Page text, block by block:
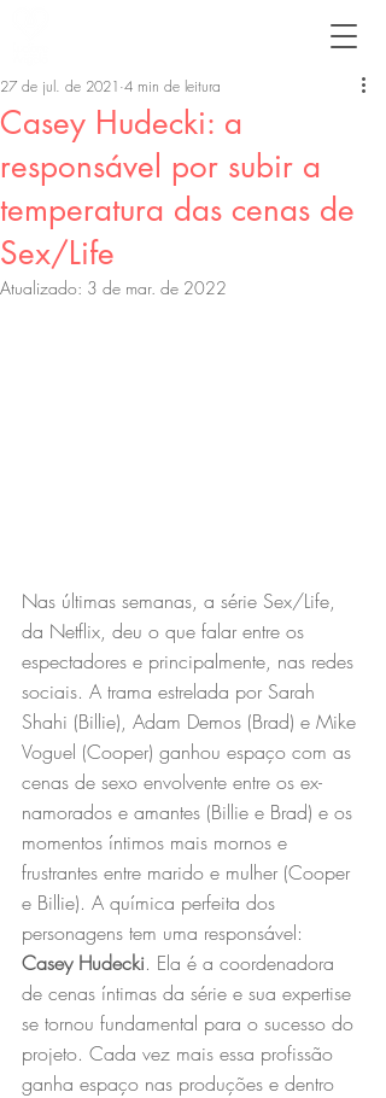
Casey Hudecki: a
responsável por subir a
temperatura das cenas de
Sex/Life
27 de jul. de 2021 4 min de leitura
Atualizado: 3 de mar. de 2022
Nas últimas semanas, a série Sex/Life,
da Netflix, deu o que falar entre os
espectadores e principalmente, nas redes
sociais. A trama estrelada por Sarah
Shahi (Billie), Adam Demos (Brad) e Mike
Voguel (Cooper) ganhou espaço com as
cenas de sexo envolvente entre os ex-
namorados e amantes (Billie e Brad) e os
momentos íntimos mais mornos e
frustrantes entre marido e mulher (Cooper
e Billie). A química perfeita dos
personagens tem uma responsável:
Casey Hudecki. Ela é a coordenadora
de cenas íntimas da série e sua expertise
se tornou fundamental para o sucesso do
projeto. Cada vez mais essa profissão
ganha espaço nas produções e dentro